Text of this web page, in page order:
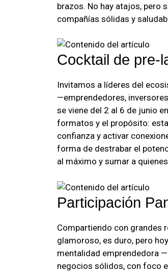
brazos. No hay atajos, pero
compañías sólidas y
Cocktail de pre-
Invitamos a líderes del
—emprendedores,
se viene del 2 al 6 de junio
formatos y el propósito:
confianza y activar
forma de destrabar el
al máximo y sumar a
Participación
Compartiendo con grandes
glamoroso, es duro, pero
mentalidad emprendedora
negocios sólidos, con foco